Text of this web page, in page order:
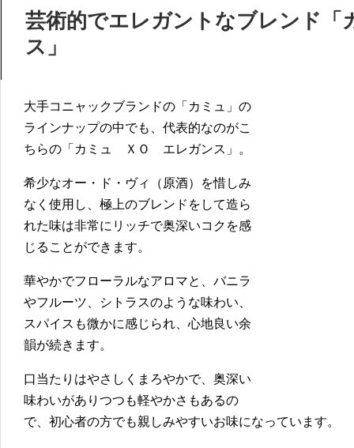
芸術的でエレガントなブレンド「
ス」
大手コニャックブランドの「カミュ」の
ラインナップの中でも、代表的なのがこ
ちらの「カミュ ＸＯ エレガンス」。
希少なオー・ド・ヴィ（原酒）を惜しみ
なく使用し、極上のブレンドをして造ら
れた味は非常にリッチで奥深いコクを感
じることができます。
華やかでフローラルなアロマと、バニラ
やフルーツ、シトラスのような味わい、
スパイスも微かに感じられ、心地良い余
韻が続きます。
口当たりはやさしくまろやかで、奥深い
味わいがありつつも軽やかさもあるの
で、初心者の方でも親しみやすいお味になっています。